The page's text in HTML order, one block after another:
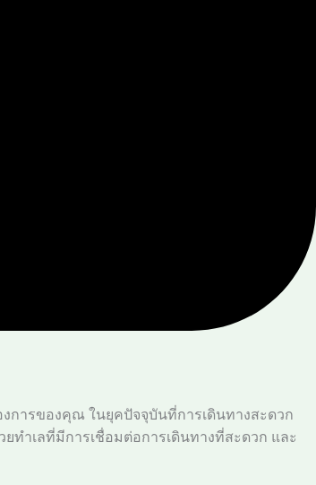
การของคุณ ในยุคปัจจุบันที่การเดินทางสะดวก
ยทำเลที่มีการเชื่อมต่อการเดินทางที่สะดวก และ